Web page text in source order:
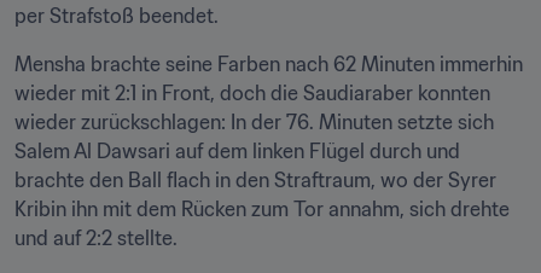
per Strafstoß beendet.
Mensha brachte seine Farben nach 62 Minuten immerhin
wieder mit 2:1 in Front, doch die Saudiaraber konnten
wieder zurückschlagen: In der 76. Minuten setzte sich
Salem Al Dawsari auf dem linken Flügel durch und
brachte den Ball flach in den Straftraum, wo der Syrer
Kribin ihn mit dem Rücken zum Tor annahm, sich drehte
und auf 2:2 stellte.